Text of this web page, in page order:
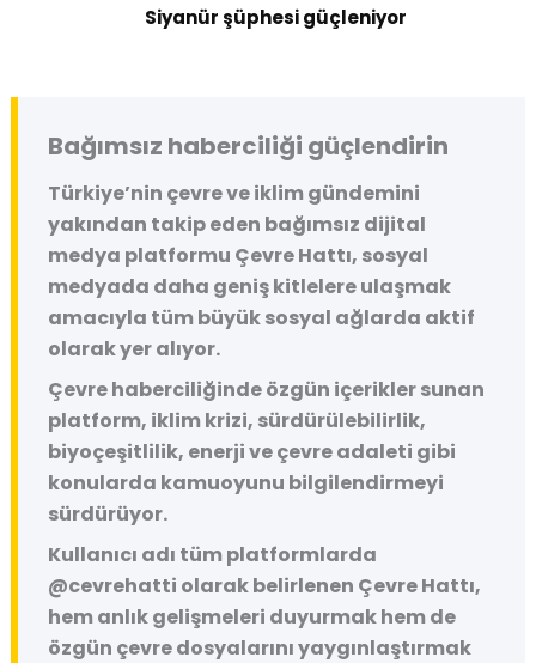
Siyanür şüphesi güçleniyor
Bağımsız haberciliği güçlendirin
Türkiye’nin çevre ve iklim gündemini
yakından takip eden bağımsız dijital
medya platformu Çevre Hattı, sosyal
medyada daha geniş kitlelere ulaşmak
amacıyla tüm büyük sosyal ağlarda aktif
olarak yer alıyor.
Çevre haberciliğinde özgün içerikler sunan
platform, iklim krizi, sürdürülebilirlik,
biyoçeşitlilik, enerji ve çevre adaleti gibi
konularda kamuoyunu bilgilendirmeyi
sürdürüyor.
Kullanıcı adı tüm platformlarda
@cevrehatti olarak belirlenen Çevre Hattı,
hem anlık gelişmeleri duyurmak hem de
özgün çevre dosyalarını yaygınlaştırmak